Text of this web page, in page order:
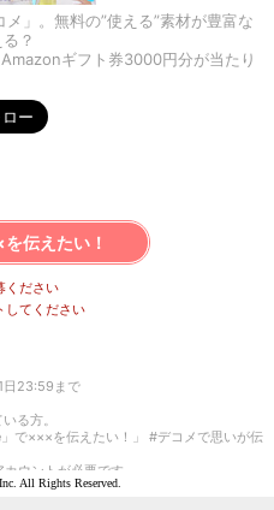
」。無料の”使える”素材が豊富な
？
ギフト券3000円分が当たり
伝えたい！
ください
してください
日23:59まで
る方。
で×××を伝えたい！」 #デコメで思いが伝
ウントが必要です。
All Rights Reserved.